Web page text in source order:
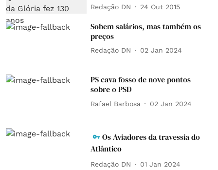
Redação DN 24 Out 2015
Sobem salários, mas também os
preços
Redação DN 02 Jan 2024
PS cava fosso de nove pontos
sobre o PSD
Rafael Barbosa 02 Jan 2024
Os Aviadores da travessia do
Atlântico
Redação DN 01 Jan 2024